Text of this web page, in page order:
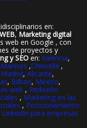
en:
, Marketing digital
web en Google , con
de proyectos y
y SEO en:Valencia,
Manises ,Chirivella ,
Madrid,Alicante,
, Bilbao, México,
web , Rediseño
, Marketing en las
, Posicionamiento
LinkedIn para empresas